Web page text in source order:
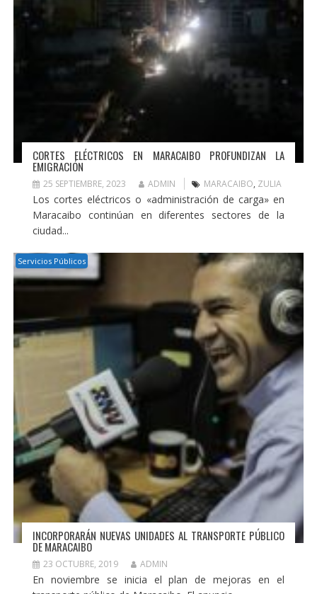
CORTES ELÉCTRICOS EN MARACAIBO PROFUNDIZAN LA
EMIGRACIÓN
25 SEPTIEMBRE, 2023 ADMIN MARACAIBO, ZULIA
Los cortes eléctricos o «administración de carga» en
Maracaibo continúan en diferentes sectores de la
ciudad...
Servicios Públicos
INCORPORARÁN NUEVAS UNIDADES AL TRANSPORTE PÚBLICO
DE MARACAIBO
23 OCTUBRE, 2019 ADMIN
En noviembre se inicia el plan de mejoras en el